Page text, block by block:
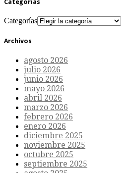
Categorías
Categorías
Archivos
agosto 2026
julio 2026
junio 2026
mayo 2026
abril 2026
marzo 2026
febrero 2026
enero 2026
diciembre 2025
noviembre 2025
octubre 2025
septiembre 2025